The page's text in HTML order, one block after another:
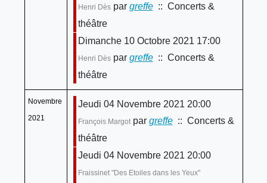
Henri Dèspar greffe:: Concerts &
théâtre
Dimanche 10 Octobre 2021 17:00
Henri Dèspar greffe:: Concerts &
théâtre
Novembre
2021
Jeudi 04 Novembre 2021 20:00
François Margotpar greffe:: Concerts &
théâtre
Jeudi 04 Novembre 2021 20:00
Fraissinet "Des Etoiles dans les Yeux"